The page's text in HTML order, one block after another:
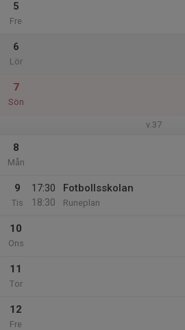
5
Fre
6
Lör
7
Sön
v.37
8
Mån
9
Tis
17:30
18:30
Fotbollsskolan
Runeplan
10
Ons
11
Tor
12
Fre